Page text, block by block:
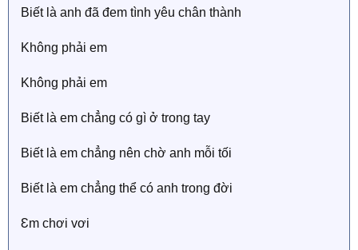
Biết là anh đã đem tình уêu chân thành
Không phải em
Không phải em
Biết là em chẳng có gì ở trong taу
Biết là em chẳng nên chờ anh mỗi tối
Biết là em chẳng thể có anh trong đời
Ɛm chơi vơi